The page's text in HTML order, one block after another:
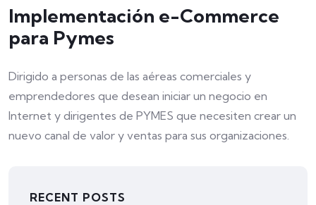
Implementación e-Commerce
para Pymes
Dirigido a personas de las aéreas comerciales y
emprendedores que desean iniciar un negocio en
Internet y dirigentes de PYMES que necesiten crear un
nuevo canal de valor y ventas para sus organizaciones.
RECENT POSTS